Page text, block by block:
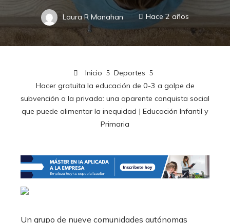
Laura R Manahan Hace 2 años
Inicio
Deportes
Hacer gratuita la educación de 0-3 a golpe de
subvención a la privada: una aparente conquista social
que puede alimentar la inequidad | Educación Infantil y
Primaria
Un grupo de nueve comunidades autónomas